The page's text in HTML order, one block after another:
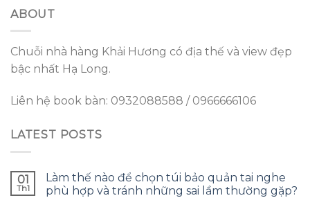
ABOUT
Chuỗi nhà hàng Khải Hương có địa thế và view đẹp
bậc nhất Hạ Long.
Liên hệ book bàn: 0932088588 / 0966666106
LATEST POSTS
01
Th1
Làm thế nào để chọn túi bảo quản tai nghe
phù hợp và tránh những sai lầm thường gặp?